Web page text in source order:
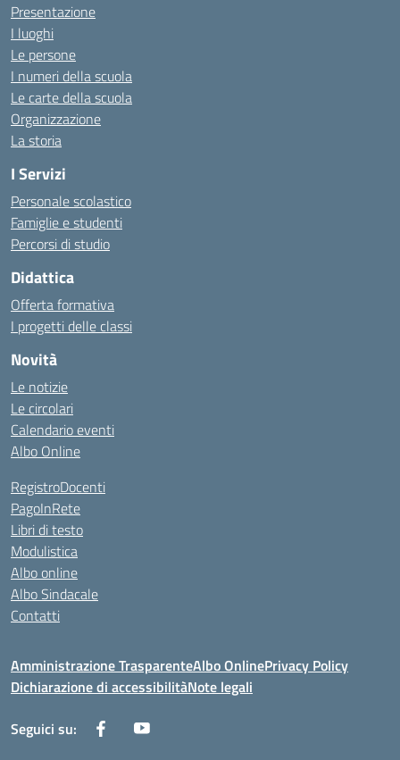
Presentazione
I luoghi
Le persone
I numeri della scuola
Le carte della scuola
Organizzazione
La storia
I Servizi
Personale scolastico
Famiglie e studenti
Percorsi di studio
Didattica
Offerta formativa
I progetti delle classi
Novità
Le notizie
Le circolari
Calendario eventi
Albo Online
RegistroDocenti
PagoInRete
Libri di testo
Modulistica
Albo online
Albo Sindacale
Contatti
Amministrazione TrasparenteAlbo OnlinePrivacy Policy
Dichiarazione di accessibilitàNote legali
Seguici su: